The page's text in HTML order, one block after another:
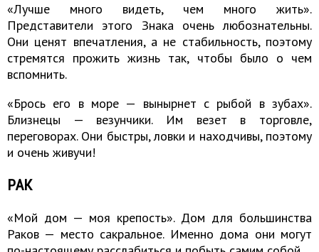
«Лучше много видеть, чем много жить».
Представители этого Знака очень любознательны.
Они ценят впечатления, а не стабильность, поэтому
стремятся прожить жизнь так, чтобы было о чем
вспомнить.
«Брось его в море — вынырнет с рыбой в зубах».
Близнецы — везунчики. Им везет в торговле,
переговорах. Они быстры, ловки и находчивы, поэтому
и очень живучи!
РАК
«Мой дом — моя крепость». Дом для большинства
Раков — место сакральное. Именно дома они могут